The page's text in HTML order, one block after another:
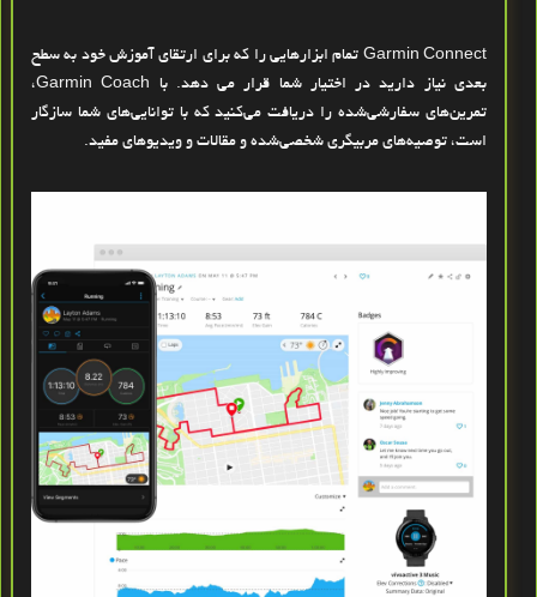
Garmin Connect تمام ابزارهایی را که برای ارتقای آموزش خود به سطح
بعدی نیاز دارید در اختیار شما قرار می دهد. با Garmin Coach،
تمرین‌های سفارشی‌شده را دریافت می‌کنید که با توانایی‌های شما سازگار
است، توصیه‌های مربیگری شخصی‌شده و مقالات و ویدیوهای مفید.